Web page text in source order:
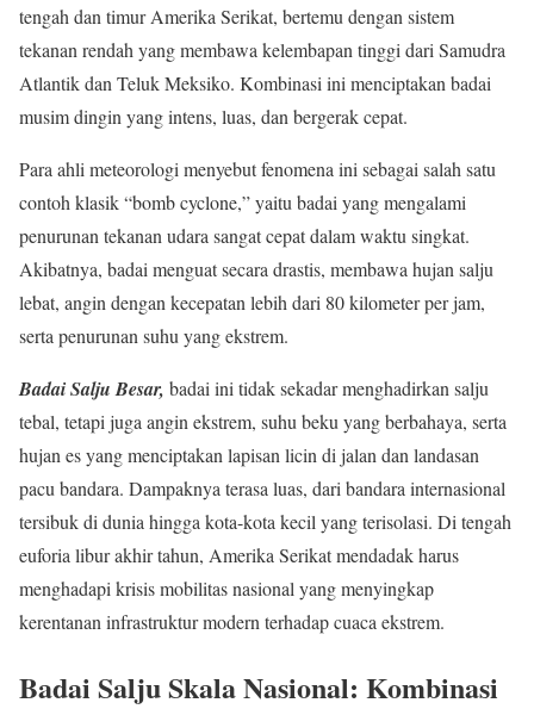
tengah dan timur Amerika Serikat, bertemu dengan sistem
tekanan rendah yang membawa kelembapan tinggi dari Samudra
Atlantik dan Teluk Meksiko. Kombinasi ini menciptakan badai
musim dingin yang intens, luas, dan bergerak cepat.
Para ahli meteorologi menyebut fenomena ini sebagai salah satu
contoh klasik “bomb cyclone,” yaitu badai yang mengalami
penurunan tekanan udara sangat cepat dalam waktu singkat.
Akibatnya, badai menguat secara drastis, membawa hujan salju
lebat, angin dengan kecepatan lebih dari 80 kilometer per jam,
serta penurunan suhu yang ekstrem.
Badai Salju Besar, badai ini tidak sekadar menghadirkan salju
tebal, tetapi juga angin ekstrem, suhu beku yang berbahaya, serta
hujan es yang menciptakan lapisan licin di jalan dan landasan
pacu bandara. Dampaknya terasa luas, dari bandara internasional
tersibuk di dunia hingga kota-kota kecil yang terisolasi. Di tengah
euforia libur akhir tahun, Amerika Serikat mendadak harus
menghadapi krisis mobilitas nasional yang menyingkap
kerentanan infrastruktur modern terhadap cuaca ekstrem.
Badai Salju Skala Nasional: Kombinasi